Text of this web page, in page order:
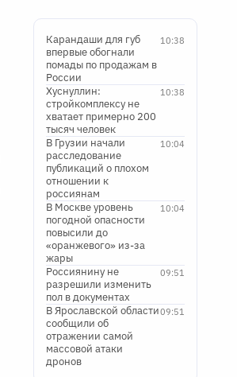
10:38
Карандаши для губ
впервые обогнали
помады по продажам в
России
10:38
Хуснуллин:
стройкомплексу не
хватает примерно 200
тысяч человек
10:04
В Грузии начали
расследование
публикаций о плохом
отношении к
россиянам
10:04
В Москве уровень
погодной опасности
повысили до
«оранжевого» из-за
жары
09:51
Россиянину не
разрешили изменить
пол в документах
09:51
В Ярославской области
сообщили об
отражении самой
массовой атаки
дронов